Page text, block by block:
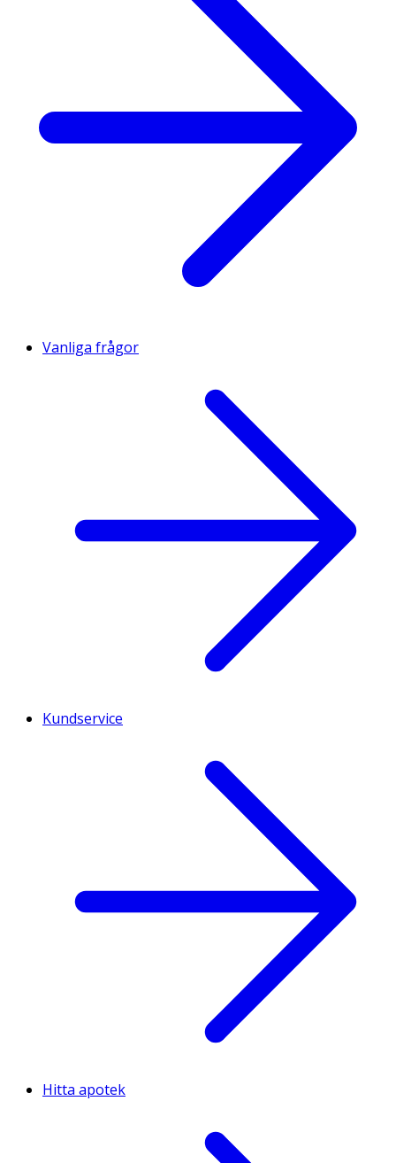
Vanliga frågor
Kundservice
Hitta apotek